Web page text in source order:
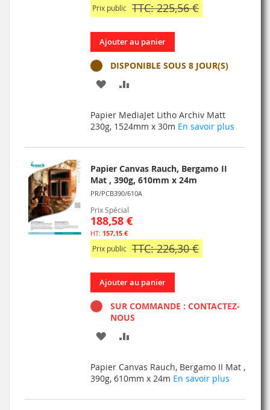
Prix public TTC: 225,56 €
Ajouter au panier
DISPONIBLE SOUS 8 JOUR(S)
AJOUTER
MA
LISTE
D’ENVIE
COMPARATEUR
Papier MediaJet Litho Archiv Matt
230g, 1524mm x 30m En savoir plus
Papier Canvas Rauch, Bergamo II
Mat , 390g, 610mm x 24m
PR/PCB390/610A
Prix Spécial
188,58 €
157,15 €
Prix public TTC: 226,30 €
Ajouter au panier
SUR COMMANDE : CONTACTEZ-
NOUS
AJOUTER
MA
LISTE
COMPARATEUR
Papier Canvas Rauch, Bergamo II Mat ,
390g, 610mm x 24m En savoir plus